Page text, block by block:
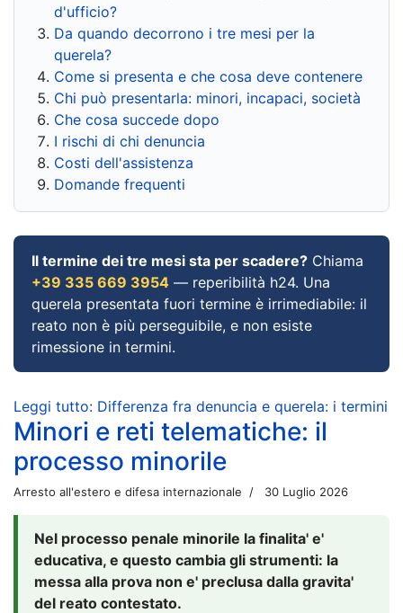
d'ufficio?
Da quando decorrono i tre mesi per la
querela?
Come si presenta e che cosa deve contenere
Chi può presentarla: minori, incapaci, società
Che cosa succede dopo
I rischi di chi denuncia
Costi dell'assistenza
Domande frequenti
Il termine dei tre mesi sta per scadere? Chiama
+39 335 669 3954 — reperibilità h24. Una
querela presentata fuori termine è irrimediabile: il
reato non è più perseguibile, e non esiste
rimessione in termini.
Leggi tutto: Differenza fra denuncia e querela: i termini
Minori e reti telematiche: il
processo minorile
Arresto all'estero e difesa internazionale 30 Luglio 2026
Nel processo penale minorile la finalita' e'
educativa, e questo cambia gli strumenti: la
messa alla prova non e' preclusa dalla gravita'
del reato contestato.